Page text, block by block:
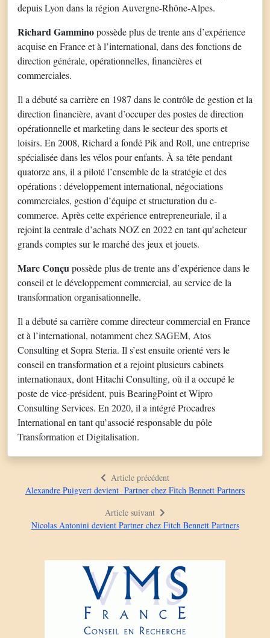
depuis Lyon dans la région Auvergne-Rhône-Alpes.
Richard Gamminopossède plus de trente ans d’expérience
acquise en France et à l’international, dans des fonctions de
direction générale, opérationnelles, financières et
commerciales.
Il a débuté sa carrière en 1987 dans le contrôle de gestion et la
direction financière, avant d’occuper des postes de direction
opérationnelle et marketing dans le secteur des sports et
loisirs. En 2008, Richard a fondé Pik and Roll, une entreprise
spécialisée dans les vélos pour enfants. À sa tête pendant
quatorze ans, il a piloté l’ensemble de la stratégie et des
opérations : développement international, négociations
commerciales, gestion d’équipe et structuration du e-
commerce. Après cette expérience entrepreneuriale, il a
rejoint la centrale d’achats NOZ en 2022 en tant qu’acheteur
grands comptes sur le marché des jeux et jouets.
Marc Conçupossède plus de trente ans d’expérience dans le
conseil et le développement commercial, au service de la
transformation organisationnelle.
Il a débuté sa carrière comme directeur commercial en France
et à l’international, notamment chez SAGEM, Atos
Consulting et Sopra Steria. Il s’est ensuite orienté vers le
conseil en transformation et a rejoint plusieurs cabinets
internationaux, dont Hitachi Consulting, où il a occupé le
poste de vice-président, puis BearingPoint et Wipro
Consulting Services. En 2020, il a intégré Procadres
International en tant qu’associé responsable du pôle
Transformation et Digitalisation.
Article précédent
Alexandre Puigvert devient Partner chez Fitch Bennett Partners
Article suivant
Nicolas Antonini devient Partner chez Fitch Bennett Partners